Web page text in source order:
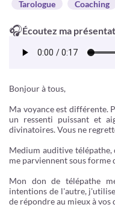
Tarologue Coaching
🎧Écoutez ma
Bonjour à tous,
Ma voyance est différente.
un ressenti puissant et
divinatoires. Vous ne
Medium auditive télépathe,
me parviennent sous forme
Mon don de télépathe
intentions de l'autre,
de répondre au mieux à vos